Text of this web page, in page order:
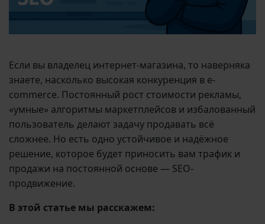
Если вы владелец интернет-магазина, то наверняка
знаете, насколько высокая конкуренция в e-
commerce. Постоянный рост стоимости рекламы,
«умные» алгоритмы маркетплейсов и избалованный
пользователь делают задачу продавать всё
сложнее. Но есть одно устойчивое и надёжное
решение, которое будет приносить вам трафик и
продажи на постоянной основе — SEO-
продвижение.
В этой статье мы расскажем: